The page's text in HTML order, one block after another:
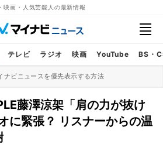
映画・人気芸能人の最新情報
テレビ ラジオ 映画 YouTube BS・
ナビニュースを優先表示する方法
藤澤涼架「肩の力が抜け
に緊張？ リスナーからの温